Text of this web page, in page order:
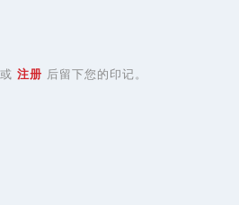
或 注册 后留下您的印记。